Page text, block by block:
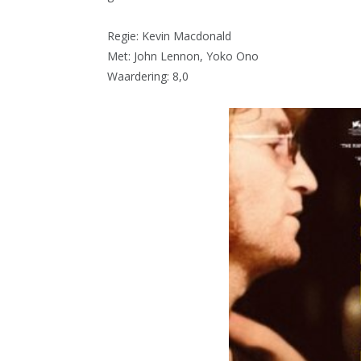
Regie: Kevin Macdonald
Met: John Lennon, Yoko Ono
Waardering: 8,0